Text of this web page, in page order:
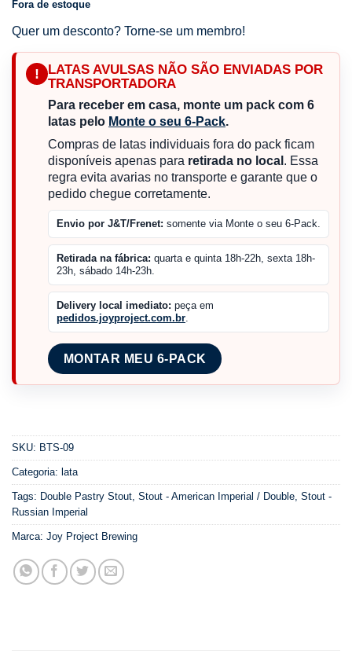
Fora de estoque
Quer um desconto? Torne-se um membro!
!
LATAS AVULSAS NÃO SÃO ENVIADAS POR
TRANSPORTADORA
Para receber em casa, monte um pack com 6
latas pelo Monte o seu 6-Pack.
Compras de latas individuais fora do pack ficam
disponíveis apenas para retirada no local . Essa
regra evita avarias no transporte e garante que o
pedido chegue corretamente.
Envio por J&T/Frenet: somente via Monte o seu 6-Pack.
Retirada na fábrica: quarta e quinta 18h-22h, sexta 18h-
23h, sábado 14h-23h.
Delivery local imediato: peça em
pedidos.joyproject.com.br
MONTAR MEU 6-PACK
SKU: BTS-09
Categoria: lata
Tags: Double Pastry Stout Stout - American Imperial / Double Stout -
Russian Imperial
Marca: Joy Project Brewing